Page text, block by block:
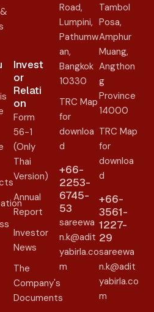
Invest
or
Relati
on​
Form
56-1
(Only
Thai
Version)
Annual
Report
Investor
News
The
Company's
Documents
Road,
Lumpini,
Pathumw
an,
Bangkok
10330
TRC Map
for
downloa
d
+66-
2253-
6745-
53
sareewa
n.k@adit
yabirla.co
m
Tambol
Posa,
Amphur
Muang,
Angthon
g
Province
14000
TRC Map
for
downloa
d
+66-
3561-
1227-
29
sareewa
n.k@adit
yabirla.co
m